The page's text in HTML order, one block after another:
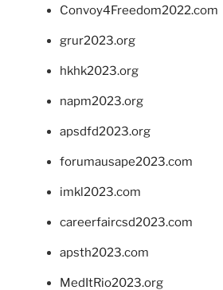
Convoy4Freedom2022.com
grur2023.org
hkhk2023.org
napm2023.org
apsdfd2023.org
forumausape2023.com
imkl2023.com
careerfaircsd2023.com
apsth2023.com
MedItRio2023.org